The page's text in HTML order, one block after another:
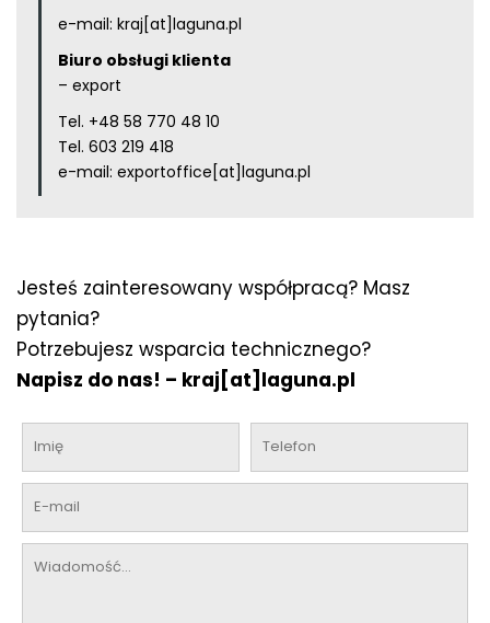
e-mail: kraj[at]laguna.pl
Biuro obsługi klienta
– export
Tel. +48 58 770 48 10
Tel. 603 219 418
e-mail: exportoffice[at]laguna.pl
Jesteś zainteresowany współpracą? Masz
pytania?
Potrzebujesz wsparcia technicznego?
Napisz do nas! – kraj[at]laguna.pl